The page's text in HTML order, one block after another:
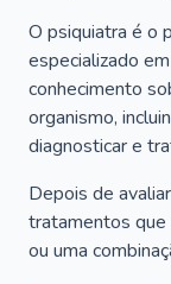
O psiquiatra é o
especializado
conhecimento
organismo,
diagnosticar e
Depois de
tratamentos que
ou uma